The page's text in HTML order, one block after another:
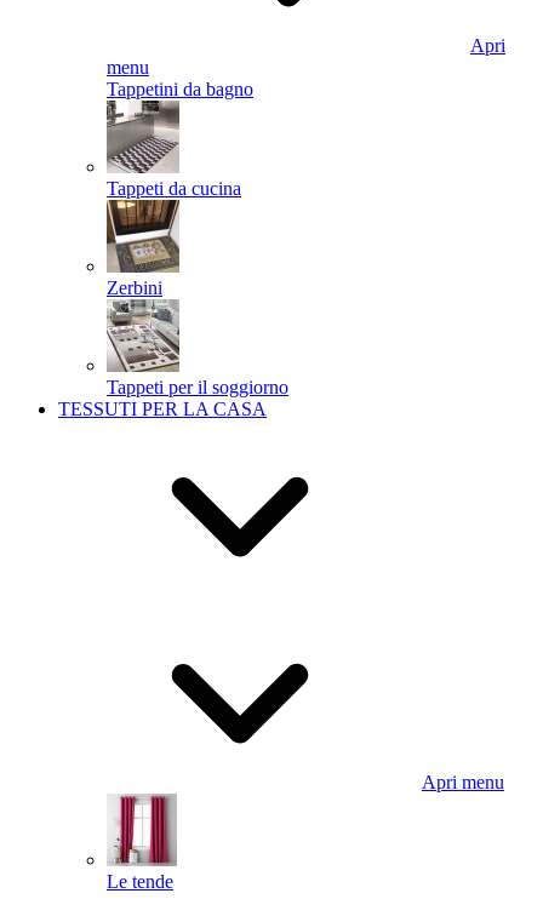
Apri
menu
Tappetini da bagno
Tappeti da cucina
Zerbini
Tappeti per il soggiorno
TESSUTI PER LA CASA
Apri menu
Le tende